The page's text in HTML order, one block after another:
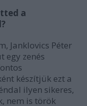
a
Janklovics Péter
egy zenés
készítjük ezt a
ilyen sikeres,
nem is török